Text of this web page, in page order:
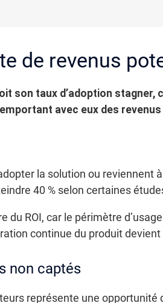
de revenus
son taux d’adoption
avec eux des
la solution ou reviennent
40 % selon certaines
du ROI, car le périmètre
continue du produit
non captés
représente une